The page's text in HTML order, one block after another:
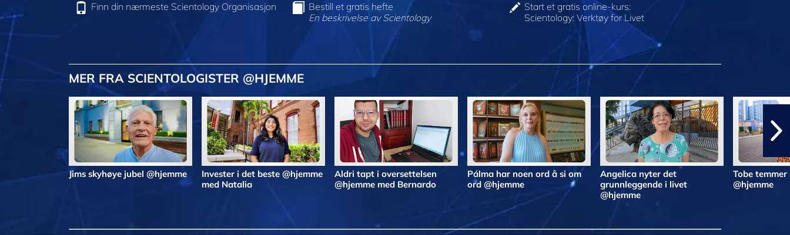
Finn din nærmeste Scientology Organisasjon
Bestill et gratis hefte
En beskrivelse av Scientology
Start et gratis online-kurs:
Scientology: Verktøy for Livet
MER FRA SCIENTOLOGISTER @HJEMME
Jims skyhøye jubel @hjemme
Invester i det beste @hjemme
med Natalia
Aldri tapt i oversettelsen
@hjemme med Bernardo
Pálma har noen ord å si om
ord @hjemme
Angelica nyter det
grunnleggende i livet
@hjemme
Tobe
@hjemme